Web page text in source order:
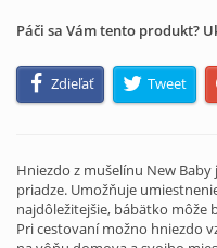
Páči sa Vám tento produkt?
Zdieľať Tweet
Hniezdo z mušelínu New
priadze. Umožňuje
najdôležitejšie, bábätko môže
Pri cestovaní možno hniezdo